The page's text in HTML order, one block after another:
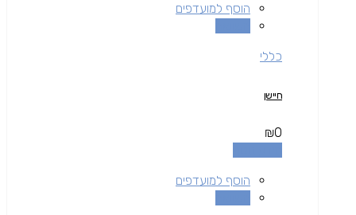
הוסף למועדפים
כללי
חיישן
₪0
הוסף למועדפים